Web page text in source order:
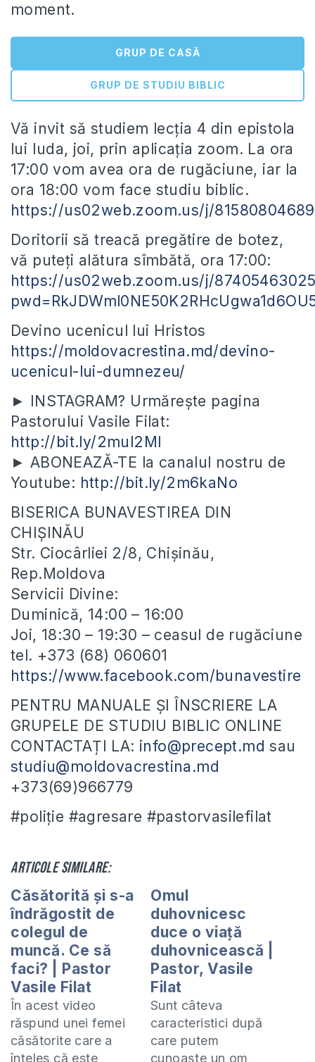
moment.
GRUP DE CASĂ
GRUP DE STUDIU BIBLIC
Vă invit să studiem lecția 4 din epistola
lui Iuda, joi, prin aplicația zoom. La ora
17:00 vom avea ora de rugăciune, iar la
ora 18:00 vom face studiu biblic.
https://us02web.zoom.us/j/81580804689
Doritorii să treacă pregătire de botez,
vă puteți alătura sîmbătă, ora 17:00:
https://us02web.zoom.us/j/
Devino ucenicul lui Hristos
https://moldovacrestina.md/devino-
ucenicul-lui-dumnezeu/
► INSTAGRAM? Urmărește pagina
Pastorului Vasile Filat:
http://bit.ly/2mul2Ml
► ABONEAZĂ-TE la canalul nostru de
Youtube: http://bit.ly/2m6kaNo
BISERICA BUNAVESTIREA DIN
CHIȘINĂU
Str. Ciocârliei 2/8, Chișinău,
Rep.Moldova
Servicii Divine:
Duminică, 14:00 – 16:00
Joi, 18:30 – 19:30 – ceasul de rugăciune
tel. +373 (68) 060601
https://www.facebook.com/bunavestire
PENTRU MANUALE ȘI ÎNSCRIERE LA
GRUPELE DE STUDIU BIBLIC ONLINE
CONTACTAȚI LA: info@precept.md sau
studiu@moldovacrestina.md
+373(69)966779
#poliție #agresare #pastorvasilefilat
Articole similare:
Căsătorită și s-a
îndrăgostit de
colegul de
muncă. Ce să
faci? | Pastor
Vasile Filat
În acest video
răspund unei femei
căsătorite care a
înțeles că este
Omul
duhovnicesc
duce o viață
duhovnicească |
Pastor, Vasile
Filat
Sunt câteva
caracteristici după
care putem
cunoaște un om